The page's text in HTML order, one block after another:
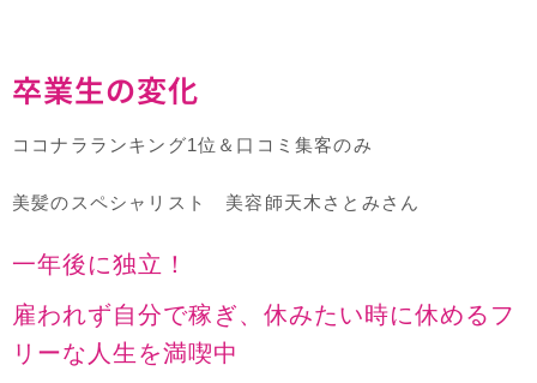
卒業生の変化
ココナラランキング1位＆口コミ集客のみ
美髪のスペシャリスト 美容師天木さとみさん
一年後に独立！
雇われず自分で稼ぎ、休みたい時に休めるフ
リーな人生を満喫中